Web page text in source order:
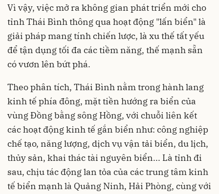
Vì vậy, việc mở ra không gian phát triển mới cho
tỉnh Thái Bình thông qua hoạt động "lấn biển" là
giải pháp mang tính chiến lược, là xu thế tất yếu
để tận dụng tối đa các tiềm năng, thế mạnh sẵn
có vươn lên bứt phá.
Theo phân tích, Thái Bình nằm trong hành lang
kinh tế phía đông, mặt tiền hướng ra biển của
vùng Đồng bằng sông Hồng, với chuỗi liên kết
các hoạt động kinh tế gắn biển như: công nghiệp
chế tạo, năng lượng, dịch vụ vận tải biển, du lịch,
thủy sản, khai thác tài nguyên biển... Là tỉnh đi
sau, chịu tác động lan tỏa của các trung tâm kinh
tế biển mạnh là Quảng Ninh, Hải Phòng, cùng với